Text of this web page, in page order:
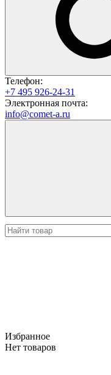
Телефон:
+7 495 926-24-31
Электронная почта:
info@comet-a.ru
Избранное
Нет товаров